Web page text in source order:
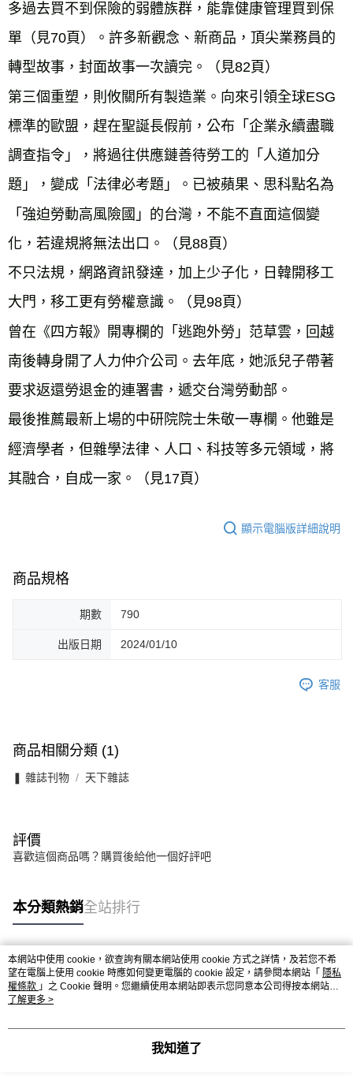
多過去買不到保險的弱體族群，能靠健康管理買到保
單（見70頁）。 許多新觀念、新商品，頂尖業務員的
轉型故事，封面故事一次讀完。（見82頁）
第三個重塑，則攸關所有製造業。向來引領全球ESG
標準的歐盟，趕在聖誕長假前，公布「企業永續盡職
調查指令」，將過往供應鏈善待勞工的「人道加分
題」，變成「法律必考題」。已被蘋果、思科點名為
「強迫勞動高風險國」的台灣，不能不直面這個變
化，若違規將無法出口。（見88頁）
不只法規，網路資訊發達，加上少子化，日韓開移工
大門，移工更有勞權意識。（見98頁）
曾在《四方報》開專欄的「逃跑外勞」范草雲，回越
南後轉身開了人力仲介公司。去年底，她派兒子帶著
要求返還勞退金的連署書，遞交台灣勞動部。
最後推薦最新上場的中研院院士朱敬一專欄。他雖是
經濟學者，但雜學法律、人口、科技等多元領域，將
其融合，自成一家。（見17頁）
顯示電腦版詳細說明
商品規格
期數 790
出版日期 2024/01/10
客服
商品相關分類 (1)
❚ 雜誌刊物 天下雜誌
評價
喜歡這個商品嗎？購買後給他一個好評吧
本分類熱銷全站排行
熱門標籤
本網站中使用 cookie，欲查詢有關本網站使用 cookie 方式之詳情，及若您不希
望在電腦上使用 cookie 時應如何變更電腦的 cookie 設定，請參閱本網站「 隱私
權條款 」之 Cookie 聲明。您繼續使用本網站即表示您同意本公司得按本網站使
用條款之 Cookie 聲明使用 cookie。
了解更多 >
我知道了